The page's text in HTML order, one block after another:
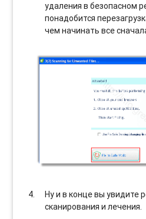
удаления в безопасном
понадобится
чем начинать все
Ну и в конце вы увидите
сканирования и лечения.